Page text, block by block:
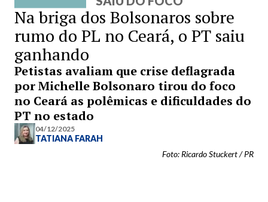
Na briga dos Bolsonaros sobre
rumo do PL no Ceará, o PT saiu
ganhando
Petistas avaliam que crise deflagrada
por Michelle Bolsonaro tirou do foco
no Ceará as polêmicas e dificuldades do
PT no estado
04/12/2025
TATIANA FARAH
Foto: Ricardo Stuckert / PR